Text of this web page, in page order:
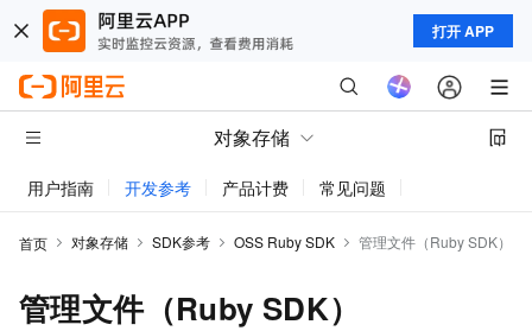
打开 APP
对象存储
用户指南 开发参考 产品计费 常见问题
首页 对象存储 SDK参考 OSS Ruby SDK 管理文件（Ruby SDK）
管理文件（Ruby SDK）